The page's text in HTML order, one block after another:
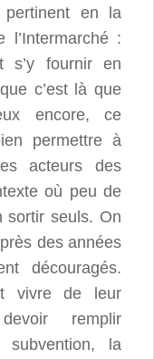
pertinent en la
l’Intermarché :
s’y fournir en
c’est là que
encore, ce
permettre à
acteurs des
où peu de
sortir seuls. On
des années
découragés.
vivre de leur
remplir
subvention, la